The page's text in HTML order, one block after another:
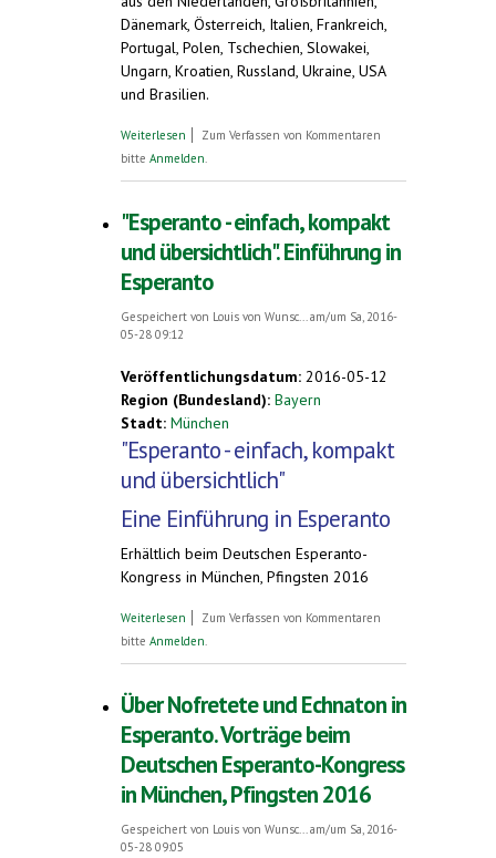
Dänemark, Österreich, Italien, Frankreich,
Portugal, Polen, Tschechien, Slowakei,
Ungarn, Kroatien, Russland, Ukraine, USA
und Brasilien.
Weiterlesen über 93. Deutscher Esperanto-Kongress in
Ländern
Zum Verfassen von Kommentaren
bitte Anmelden.
"Esperanto - einfach, kompakt
und übersichtlich". Einführung in
Esperanto
Gespeichert von Louis von Wunsc...am/um Sa, 2016-
05-28 09:12
Veröffentlichungsdatum: 2016-05-12
Region (Bundesland): Bayern
Stadt: München
"Esperanto - einfach, kompakt
und übersichtlich"
Eine Einführung in Esperanto
Erhältlich beim Deutschen Esperanto-
Kongress in München, Pfingsten 2016
Weiterlesen über "Esperanto - einfach, kompakt und
Zum Verfassen von Kommentaren
bitte Anmelden.
Über Nofretete und Echnaton in
Esperanto. Vorträge beim
Deutschen Esperanto-Kongress
in München, Pfingsten 2016
Gespeichert von Louis von Wunsc...
am/um Sa, 2016-
05-28 09:05